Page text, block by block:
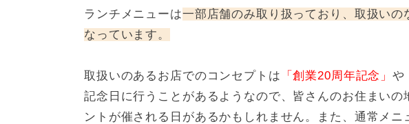
ランチメニューは一部店舗のみ取り扱っており、取扱い
なっています。
取扱いのあるお店でのコンセプトは 「創業20周年記念」や
記念日に行うことがあるようなので、皆さんのお住まい
ントが催される日があるかもしれません。また、通常メニ